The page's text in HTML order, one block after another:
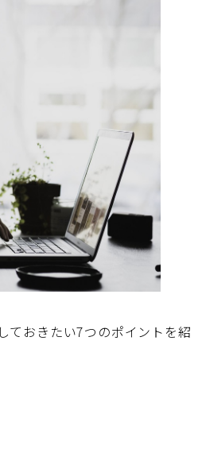
ておきたい7つのポイントを紹